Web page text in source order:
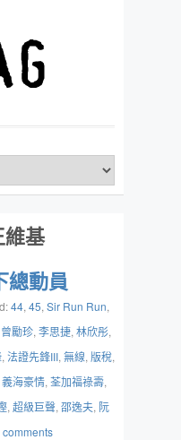
維基
總動員
44, 45, Sir Run Run,
曾勵珍, 李思捷, 林欣彤,
, 法證先鋒III, 無線, 版稅,
義海豪情, 荃加福祿壽,
, 超級巨聲, 邵逸夫, 阮
comments